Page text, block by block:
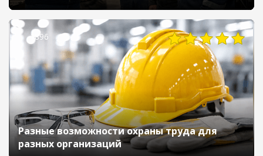
1896
Разные возможности охраны труда для
разных организаций